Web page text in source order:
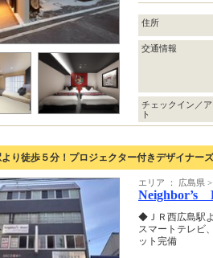
住所
交通情報
チェックイン／
ト
り徒歩５分！プロジェクター付きデザイナー
エリア ： 広島県
Neighbor’s
◆ＪＲ西広島駅
スマートテレビ
ット完備